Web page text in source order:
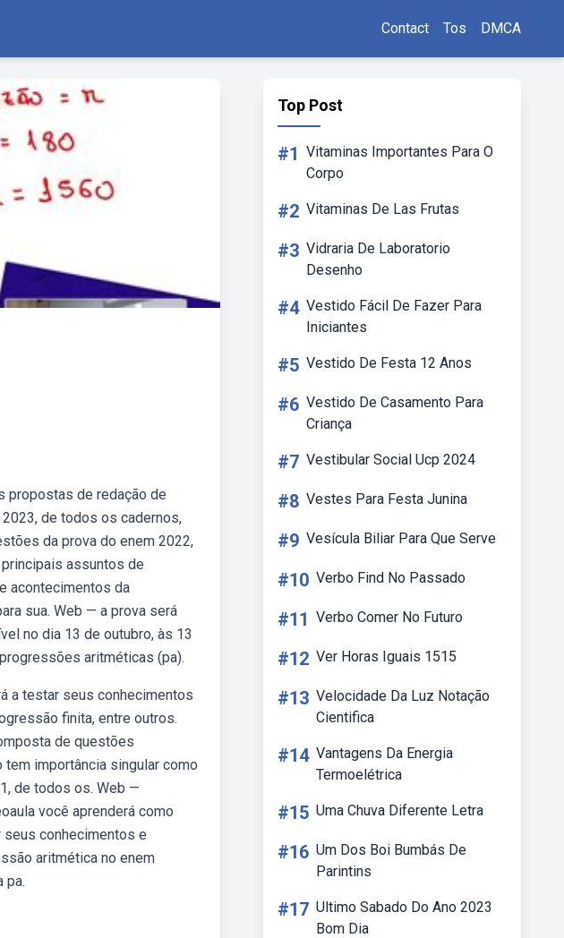
Contact Tos DMCA
propostas de redação de
de todos os cadernos,
da prova do enem 2022,
assuntos de
acontecimentos da
sua. Web — a prova será
no dia 13 de outubro, às 13
aritméticas (pa).
a testar seus conhecimentos
finita, entre outros.
de questões
importância singular como
de todos os. Web —
você aprenderá como
conhecimentos e
aritmética no enem
pa.
Top Post
#1 Vitaminas Importantes Para O
Corpo
#2 Vitaminas De Las Frutas
#3 Vidraria De Laboratorio
Desenho
#4 Vestido Fácil De Fazer Para
Iniciantes
#5 Vestido De Festa 12 Anos
#6 Vestido De Casamento Para
Criança
#7 Vestibular Social Ucp 2024
#8 Vestes Para Festa Junina
#9 Vesícula Biliar Para Que Serve
#10 Verbo Find No Passado
#11 Verbo Comer No Futuro
#12 Ver Horas Iguais 1515
#13 Velocidade Da Luz Notação
Cientifica
#14 Vantagens Da Energia
Termoelétrica
#15 Uma Chuva Diferente Letra
#16 Um Dos Boi Bumbás De
Parintins
#17 Ultimo Sabado Do Ano 2023
Bom Dia